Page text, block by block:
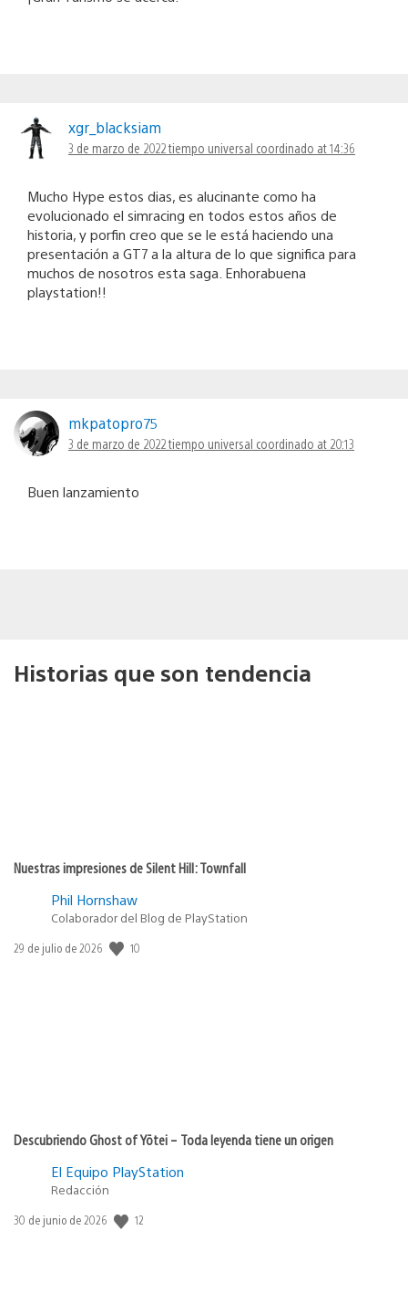
xgr_blacksiam
3 de marzo de 2022 tiempo universal coordinado at 14:36
Mucho Hype estos dias, es alucinante como ha
evolucionado el simracing en todos estos años de
historia, y porfin creo que se le está haciendo una
presentación a GT7 a la altura de lo que significa para
muchos de nosotros esta saga. Enhorabuena
playstation!!
mkpatopro75
3 de marzo de 2022 tiempo universal coordinado at 20:13
Buen lanzamiento
Historias que son tendencia
Nuestras impresiones de Silent Hill: Townfall
Phil Hornshaw
Colaborador del Blog de PlayStation
Fecha
29 de julio de 2026 10
Descubriendo Ghost of Yōtei – Toda leyenda tiene un origen
El Equipo PlayStation
Redacción
Fecha
30 de junio de 2026 12